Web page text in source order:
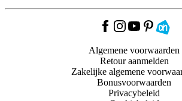
Algemene voorwaarden
Retour aanmelden
Zakelijke algemene
Bonusvoorwaarden
Privacybeleid